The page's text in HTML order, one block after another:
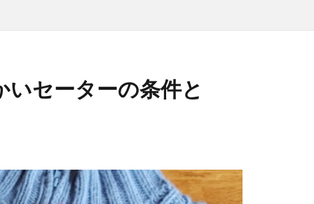
セーターの条件と